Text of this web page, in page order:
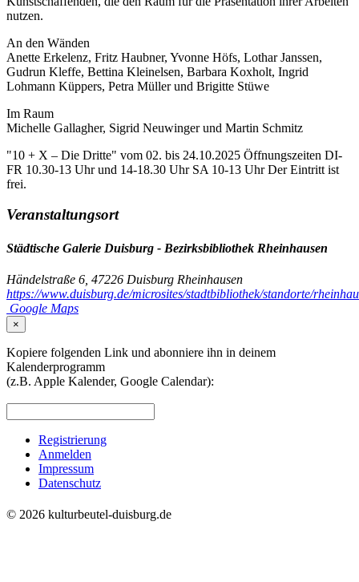
nutzen.
An den Wänden
Anette Erkelenz, Fritz Haubner, Yvonne Höfs, Lothar Janssen,
Gudrun Kleffe, Bettina Kleinelsen, Barbara Koxholt, Ingrid
Lohmann Küppers, Petra Müller und Brigitte Stüwe
Im Raum
Michelle Gallagher, Sigrid Neuwinger und Martin Schmitz
"10 + X – Die Dritte" vom 02. bis 24.10.2025 Öffnungszeiten DI-
FR 10.30-13 Uhr und 14-18.30 Uhr SA 10-13 Uhr Der Eintritt ist
frei.
Veranstaltungsort
Städtische Galerie Duisburg - Bezirksbibliothek Rheinhausen
Händelstraße 6, 47226 Duisburg Rheinhausen
https://www.duisburg.de/microsites/stadtbibliothek/standorte/
Google Maps
×
Kopiere folgenden Link und abonniere ihn in deinem
Kalenderprogramm
(z.B. Apple Kalender, Google Calendar):
Registrierung
Anmelden
Impressum
Datenschutz
© 2026 kulturbeutel-duisburg.de